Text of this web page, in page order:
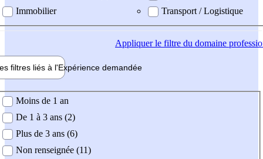
Immobilier
Transport / Logistique
Appliquerle filtre du domaine
filtres liés à l'Expérience demandée
demandée
Moins de 1 an
De 1 à 3 ans (2)
Plus de 3 ans (6)
Non renseignée (11)